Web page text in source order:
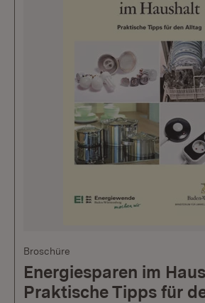
Broschüre
Energiesparen im
Praktische Tipps für